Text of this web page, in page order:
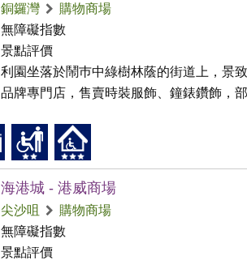
銅鑼灣
購物商場
無障礙指數
景點評價
利園坐落於鬧巿中綠樹林蔭的街道上，景
品牌專門店，售賣時裝服飾、鐘錶鑽飾，
海港城 - 港威商場
尖沙咀
購物商場
無障礙指數
景點評價